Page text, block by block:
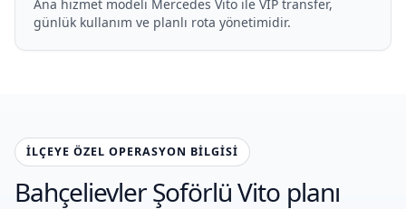
Ana hizmet modeli Mercedes Vito ile VIP transfer,
günlük kullanım ve planlı rota yönetimidir.
İLÇEYE ÖZEL OPERASYON BILGISI
Bahçelievler Şoförlü Vito planı